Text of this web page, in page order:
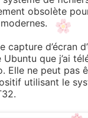
obsolète
capture d’écran
que j’ai
Elle ne peut pas
utilisant le